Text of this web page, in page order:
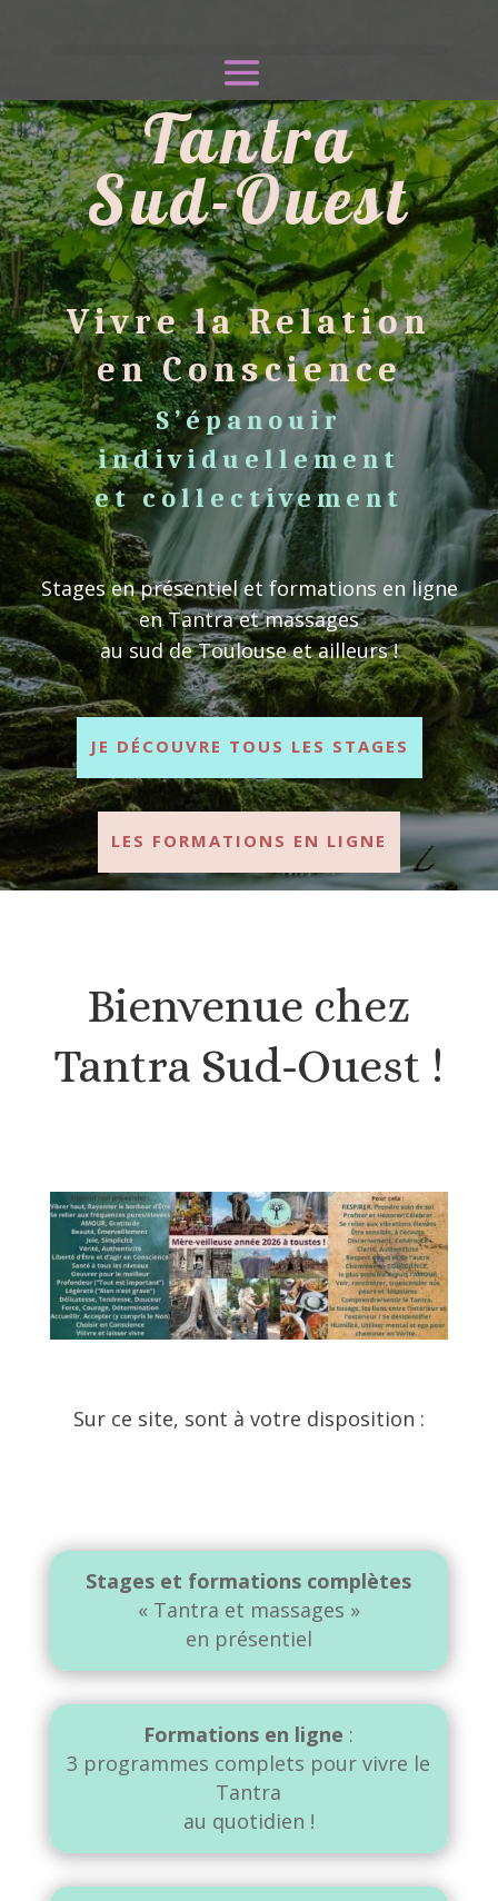
Tantra
Sud-Ouest
Vivre la Relation
en Conscience
S’épanouir
individuellement
et collectivement
Stages en présentiel et formations en ligne
en Tantra et massages
au sud de Toulouse et ailleurs !
JE DÉCOUVRE TOUS LES STAGES
LES FORMATIONS EN LIGNE
Bienvenue chez
Tantra Sud-Ouest !
Sur ce site, sont à votre disposition :
Stages et formations complètes
« Tantra et massages »
en présentiel
Formations en ligne :
3 programmes complets pour vivre le
Tantra
au quotidien !